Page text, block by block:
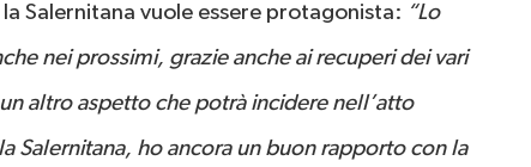
Salernitana vuole essere protagonista: “Lo
nei prossimi, grazie anche ai recuperi dei vari
altro aspetto che potrà incidere nell’atto
Salernitana, ho ancora un buon rapporto con la